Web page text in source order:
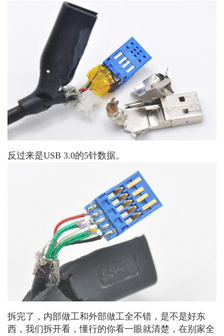
反过来是USB 3.0的5针数据。
拆完了，内部做工和外部做工全不错，是不是好东
西，我们拆开看，懂行的你看一眼就清楚，在别家全